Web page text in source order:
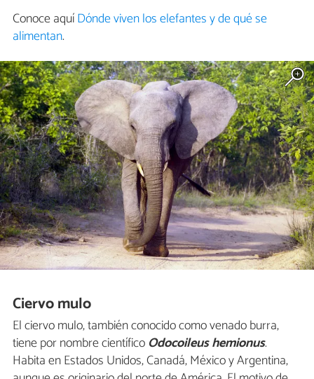
Conoce aquíDónde viven los elefantes y de qué se
alimentan.
Ciervo mulo
El ciervo mulo, también conocido como venado burra,
tiene por nombre científico Odocoileus hemionus.
Habita en Estados Unidos, Canadá, México y Argentina,